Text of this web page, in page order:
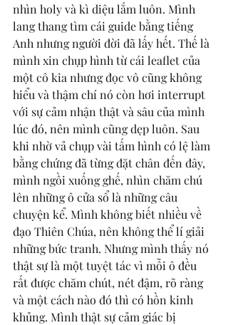
nhìn holy và kì diệu lắm luôn. Mình
lang thang tìm cái guide bằng tiếng
Anh nhưng người đời đã lấy hết. Thế là
mình xin chụp hình từ cái leaflet của
một cô kia nhưng đọc vô cũng không
hiểu và thậm chí nó còn hơi interrupt
với sự cảm nhận thật và sâu của mình
lúc đó, nên mình cũng dẹp luôn. Sau
khi nhờ vả chụp vài tấm hình có lệ làm
bằng chứng đã từng đặt chân đến đây,
mình ngồi xuống ghế, nhìn chăm chú
lên những ô cửa sổ là những câu
chuyện kể. Mình không biết nhiều về
đạo Thiên Chúa, nên không thể lí giải
những bức tranh. Nhưng mình thấy nó
thật sự là một tuyệt tác vì mỗi ô đều
rất được chăm chút, nét đậm, rõ ràng
và một cách nào đó thì có hồn kinh
khủng. Mình thật sự cảm giác bị